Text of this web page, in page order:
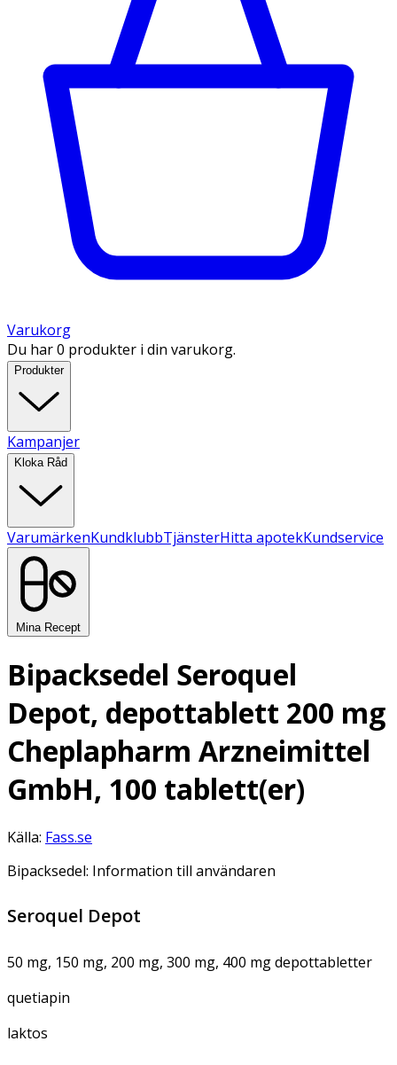
Varukorg
Du har 0 produkter i din varukorg.
Produkter
Kampanjer
Kloka Råd
VarumärkenKundklubbTjänsterHitta apotekKundservice
Mina Recept
Bipacksedel Seroquel
Depot, depottablett 200 mg
Cheplapharm Arzneimittel
GmbH, 100 tablett(er)
Källa: Fass.se
Bipacksedel: Information till användaren
Seroquel Depot
50 mg, 150 mg, 200 mg, 300 mg, 400 mg depottabletter
quetiapin
laktos